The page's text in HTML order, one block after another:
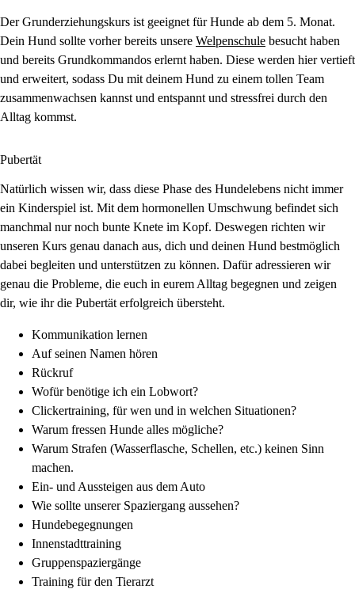
Der Grunderziehungskurs ist geeignet für Hunde ab dem 5. Monat.
Dein Hund sollte vorher bereits unsere Welpenschule besucht haben
und bereits Grundkommandos erlernt haben. Diese werden hier vertieft
und erweitert, sodass Du mit deinem Hund zu einem tollen Team
zusammenwachsen kannst und entspannt und stressfrei durch den
Alltag kommst.
Pubertät
Natürlich wissen wir, dass diese Phase des Hundelebens nicht immer
ein Kinderspiel ist. Mit dem hormonellen Umschwung befindet sich
manchmal nur noch bunte Knete im Kopf. Deswegen richten wir
unseren Kurs genau danach aus, dich und deinen Hund bestmöglich
dabei begleiten und unterstützen zu können. Dafür adressieren wir
genau die Probleme, die euch in eurem Alltag begegnen und zeigen
dir, wie ihr die Pubertät erfolgreich übersteht.
Kommunikation lernen
Auf seinen Namen hören
Rückruf
Wofür benötige ich ein Lobwort?
Clickertraining, für wen und in welchen Situationen?
Warum fressen Hunde alles mögliche?
Warum Strafen (Wasserflasche, Schellen, etc.) keinen Sinn
machen.
Ein- und Aussteigen aus dem Auto
Wie sollte unserer Spaziergang aussehen?
Hundebegegnungen
Innenstadttraining
Gruppenspaziergänge
Training für den Tierarzt